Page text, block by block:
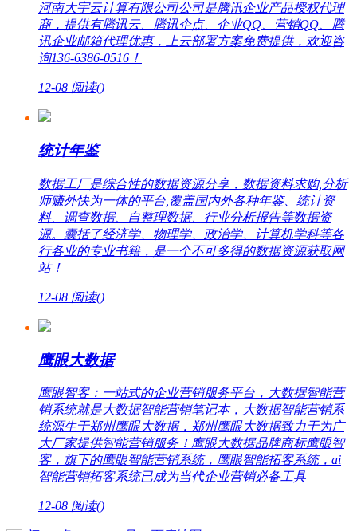
河南大宇云计算有限公司公司是腾讯企业产品授权代理
商，提供有腾讯云、腾讯企点、企业QQ、营销QQ、腾
讯企业邮箱代理优惠，上云部署方案免费提供，欢迎咨
询136-6386-0516！
12-08 阅读()
统计年鉴
数据工厂是综合性的数据资源分享，数据资料求购,分析
师赚外快为一体的平台,覆盖国内外各种年鉴、统计资
料、调查数据、自整理数据、行业分析报告等数据资
源。囊括了经济学、物理学、政治学、计算机学科等各
行各业的专业书籍，是一个不可多得的数据资源获取网
站！
12-08 阅读()
鹰眼大数据
鹰眼智客：一站式的企业营销服务平台，大数据智能营
销系统就是大数据智能营销笔记本，大数据智能营销系
统源生于郑州鹰眼大数据，郑州鹰眼大数据致力于为广
大厂家提供智能营销服务！鹰眼大数据品牌商标鹰眼智
客，旗下的鹰眼智能营销系统，鹰眼智能拓客系统，ai
智能营销拓客系统已成为当代企业营销必备工具
12-08 阅读()